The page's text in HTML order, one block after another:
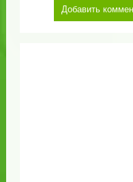
Добавить